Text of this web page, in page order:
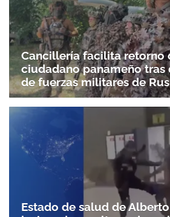
Cancillería facilita retorno
ciudadano panameño tras
de fuerzas militares de
Estado de salud de